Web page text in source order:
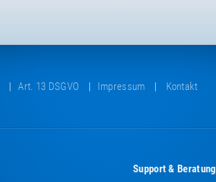
Art. 13 DSGVO Impressum Kontakt
Support & Beratung